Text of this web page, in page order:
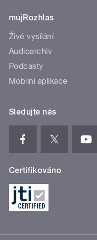
mujRozhlas
Živé vysílání
Audioarchiv
Podcasty
Mobilní aplikace
Sledujte nás
Certifikováno